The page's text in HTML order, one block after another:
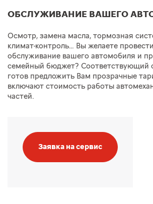
ОБСЛУЖИВАНИЕ ВАШЕГО
Осмотр, замена масла, тормозная
климат-контроль… Вы желаете
обслуживание вашего автомобиля и
семейный бюджет? Соответствующий
готов предложить Вам прозрачные
включают стоимость работы
частей.
Заявка на сервис